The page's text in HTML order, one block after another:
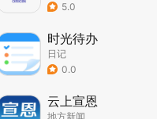
5.0
时光待办
日记
0.0
云上宣恩
地方新闻